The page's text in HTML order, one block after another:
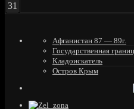
31
Афганистан 87 — 89г.
Государственная
Кладоискатель
Остров Крым